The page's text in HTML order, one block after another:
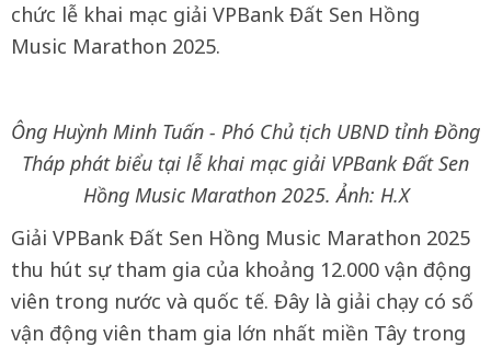
chức lễ khai mạc giải VPBank Đất Sen Hồng
Music Marathon 2025.
Ông Huỳnh Minh Tuấn - Phó Chủ tịch UBND tỉnh Đồng
Tháp phát biểu tại lễ khai mạc giải VPBank Đất Sen
Hồng Music Marathon 2025. Ảnh: H.X
Giải VPBank Đất Sen Hồng Music Marathon 2025
thu hút sự tham gia của khoảng 12.000 vận động
viên trong nước và quốc tế. Đây là giải chạy có số
vận động viên tham gia lớn nhất miền Tây trong